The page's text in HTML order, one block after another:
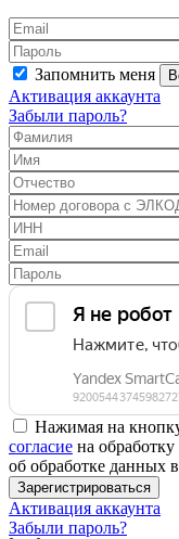
Запомнить меня
Активация аккаунта
Забыли пароль?
Нажимая на
согласие на
об обработке данных в
Зарегистрироваться
Активация аккаунта
Забыли пароль?